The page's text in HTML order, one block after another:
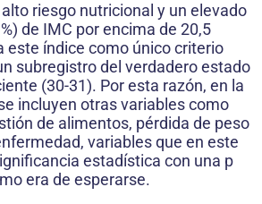
riesgo nutricional y un elevado
de IMC por encima de 20,5
este índice como único criterio
subregistro del verdadero estado
(30-31). Por esta razón, en la
incluyen otras variables como
de alimentos, pérdida de peso
variables que en este
estadística con una p
era de esperarse.